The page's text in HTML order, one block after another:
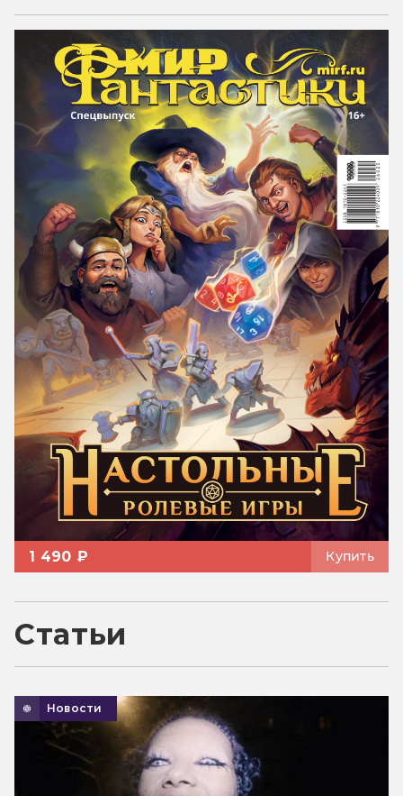
1 490 ₽ Купить
Статьи
Новости